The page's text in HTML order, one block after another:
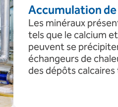
Accumulation
Les minéraux
tels que le calcium
peuvent se
échangeurs de
des dépôts